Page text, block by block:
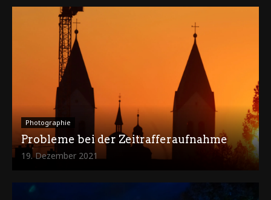
Photographie
Probleme bei der Zeitrafferaufnahme
19. Dezember 2021